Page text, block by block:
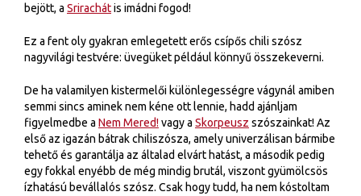
bejött, a Srirachátis imádni fogod!
Ez a fent oly gyakran emlegetett erős csípős chili szósz
nagyvilági testvére: üvegüket például könnyű összekeverni.
De ha valamilyen kistermelői különlegességre vágynál amiben
semmi sincs aminek nem kéne ott lennie, hadd ajánljam
figyelmedbe a Nem Mered!vagy a Skorpeusz szószainkat! Az
első az igazán bátrak chiliszósza, amely univerzálisan bármibe
tehető és garantálja az általad elvárt hatást, a második pedig
egy fokkal enyébb de még mindig brutál, viszont gyümölcsös
ízhatású bevállalós szósz. Csak hogy tudd, ha nem kóstoltam